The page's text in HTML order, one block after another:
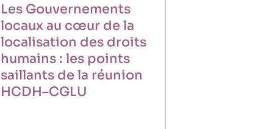
Les Gouvernements
locaux au cœur de la
localisation des droits
humains : les points
saillants de la réunion
HCDH–CGLU